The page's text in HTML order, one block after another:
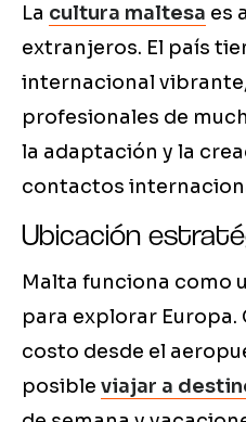
La cultura maltesa es
extranjeros. El país
internacional
profesionales de
la adaptación y la
contactos
Ubicación
Malta funciona como
para explorar Europa.
costo desde el
posible viajar a